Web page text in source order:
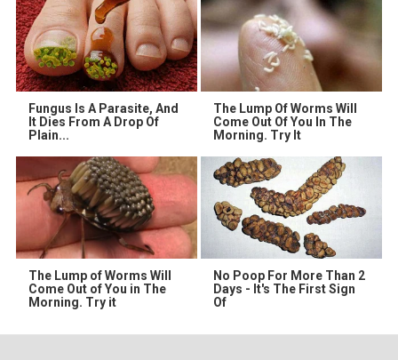
Fungus Is A Parasite, And
It Dies From A Drop Of
Plain...
The Lump Of Worms Will
Come Out Of You In The
Morning. Try It
The Lump of Worms Will
Come Out of You in The
Morning. Try it
No Poop For More Than 2
Days - It's The First Sign
Of